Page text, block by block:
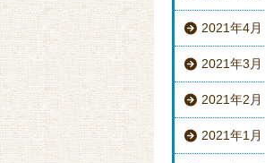
2021年4月
2021年3月
2021年2月
2021年1月